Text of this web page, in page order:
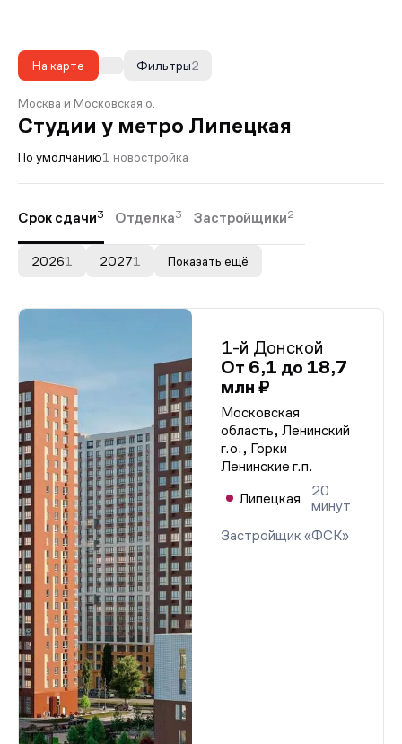
На карте 2
Фильтры
Москва и Московская о.
Студии у метро Липецкая
По умолчанию1 новостройка
Срок сдачи3 Отделка3 Застройщики2
20261 20271 Показать ещё
1-й Донской
От 6,1 до 18,7
млн ₽
Московская
область, Ленинский
г.о., Горки
Ленинские г.п.
Липецкая
20
минут
Застройщик «ФСК»